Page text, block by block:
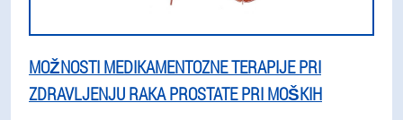
MOŽNOSTI MEDIKAMENTOZNE TERAPIJE PRI
ZDRAVLJENJU RAKA PROSTATE PRI MOŠKIH